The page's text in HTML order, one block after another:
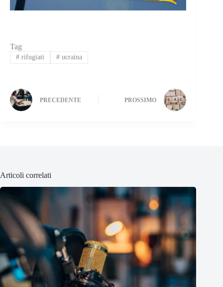
Tag
#rifugiati #ucraina
PRECEDENTE PROSSIMO
Articoli correlati